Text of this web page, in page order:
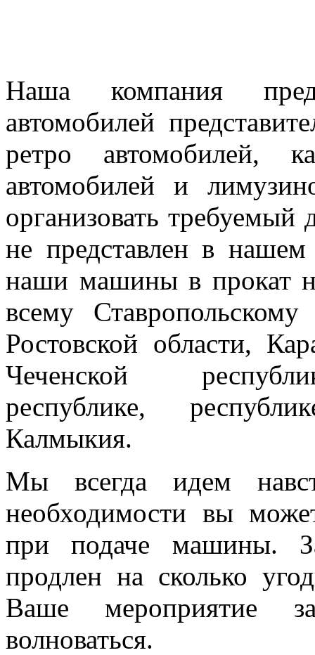
Наша компания
автомобилей
ретро автомобилей,
автомобилей и
организовать требуемый
не представлен в
наши машины в прокат
всему
Ростовской области,
Чеченской
республике,
Калмыкия.
Мы всегда идем
необходимости вы
при подаче машины.
продлен на сколько
Ваше мероприятие
волноваться.